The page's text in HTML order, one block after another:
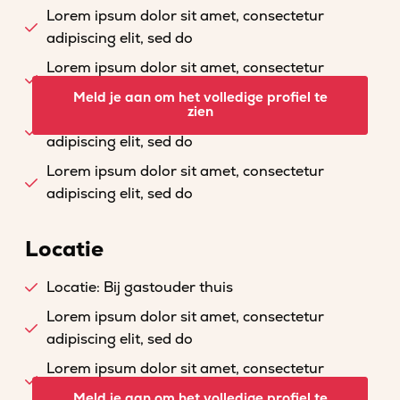
Lorem ipsum dolor sit amet, consectetur
adipiscing elit, sed do
Lorem ipsum dolor sit amet, consectetur
adipiscing elit, sed do
Lorem ipsum dolor sit amet, consectetur
adipiscing elit, sed do
Lorem ipsum dolor sit amet, consectetur
adipiscing elit, sed do
Meld je aan om het volledige profiel te
zien
Locatie
Locatie: Bij gastouder thuis
Lorem ipsum dolor sit amet, consectetur
adipiscing elit, sed do
Lorem ipsum dolor sit amet, consectetur
adipiscing elit, sed do